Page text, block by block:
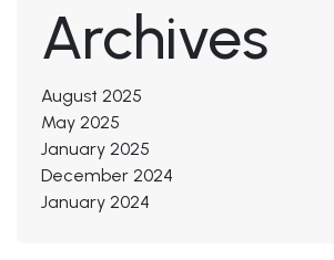
Archives
August 2025
May 2025
January 2025
December 2024
January 2024